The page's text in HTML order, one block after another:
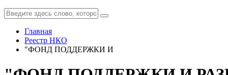
Главная
Реестр НКО
"ФОНД ПОДДЕРЖКИ И